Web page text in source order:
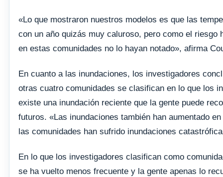
«Lo que mostraron nuestros modelos es que las
con un año quizás muy caluroso, pero como el
en estas comunidades no lo hayan notado», afirma
En cuanto a las inundaciones, los investigadores
otras cuatro comunidades se clasifican en lo que los
existe una inundación reciente que la gente puede
futuros. «Las inundaciones también han aumentado
las comunidades han sufrido inundaciones
En lo que los investigadores clasifican como
se ha vuelto menos frecuente y la gente apenas lo